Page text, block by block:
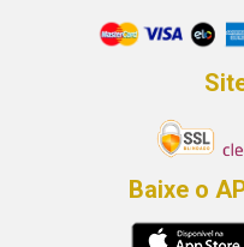
Baixe o